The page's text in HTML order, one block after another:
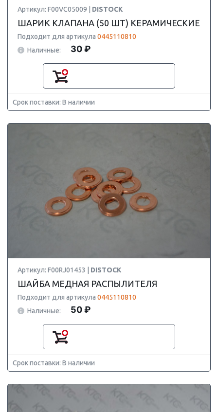
Артикул: F00VC05009 | DISTOCK
ШАРИК КЛАПАНА (50 ШТ) КЕРАМИЧЕСКИЕ
Подходит для артикула 0445110810
Наличные:
30 ₽
Срок поставки: В наличии
Артикул: F00RJ01453 | DISTOCK
ШАЙБА МЕДНАЯ РАСПЫЛИТЕЛЯ
Подходит для артикула 0445110810
Наличные:
50 ₽
Срок поставки: В наличии